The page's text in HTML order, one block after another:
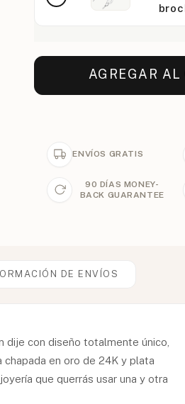
AGREGAR AL
ENVÍOS GRATIS
90 DÍAS MONEY-
BACK GUARANTEE
DE ENVÍOS
dije con diseño totalmente único,
en oro de 24K y plata
que querrás usar una y otra